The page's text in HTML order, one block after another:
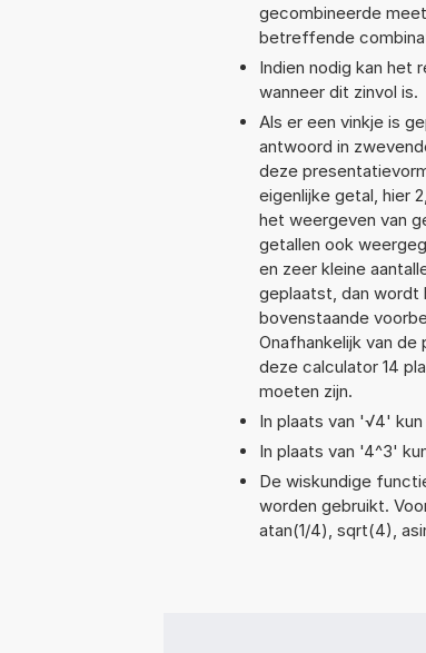
gecombineerde
betreffende
Indien nodig kan het
wanneer dit zinvol is.
Als er een vinkje is
antwoord in
deze
eigenlijke getal, hier
het weergeven van
getallen ook
en zeer kleine
geplaatst, dan wordt
bovenstaande
Onafhankelijk van de
deze calculator 14
moeten zijn.
In plaats van '√4'
In plaats van '4^3'
De wiskundige
worden gebruikt.
atan(1/4), sqrt(4),